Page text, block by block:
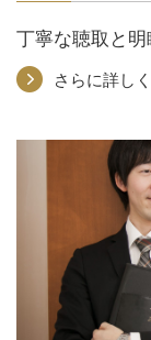
丁寧な聴取と
さらに詳しく